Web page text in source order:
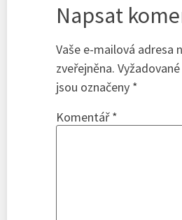
Napsat
Vaše e-mailová adresa
zveřejněna.
jsou označeny *
Komentář*